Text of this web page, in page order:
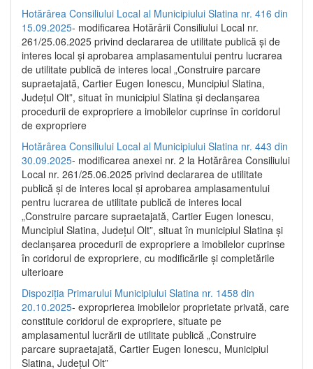
Hotărârea Consiliului Local al Municipiului Slatina nr. 416 din
15.09.2025- modificarea Hotărârii Consiliului Local nr.
261/25.06.2025 privind declararea de utilitate publică și de
interes local și aprobarea amplasamentului pentru lucrarea
de utilitate publică de interes local „Construire parcare
supraetajată, Cartier Eugen Ionescu, Muncipiul Slatina,
Județul Olt”, situat în municipiul Slatina și declanșarea
procedurii de expropriere a imobilelor cuprinse în coridorul
de expropriere
Hotărârea Consiliului Local al Municipiului Slatina nr. 443 din
30.09.2025- modificarea anexei nr. 2 la Hotărârea Consiliului
Local nr. 261/25.06.2025 privind declararea de utilitate
publică şi de interes local şi aprobarea amplasamentului
pentru lucrarea de utilitate publică de interes local
„Construire parcare supraetajată, Cartier Eugen Ionescu,
Muncipiul Slatina, Judeţul Olt”, situat în municipiul Slatina şi
declanşarea procedurii de expropriere a imobilelor cuprinse
în coridorul de expropriere, cu modificările şi completările
ulterioare
Dispoziția Primarului Municipiului Slatina nr. 1458 din
20.10.2025- exproprierea imobilelor proprietate privată, care
constituie coridorul de expropriere, situate pe
amplasamentul lucrării de utilitate publică „Construire
parcare supraetajată, Cartier Eugen Ionescu, Municipiul
Slatina, Județul Olt”